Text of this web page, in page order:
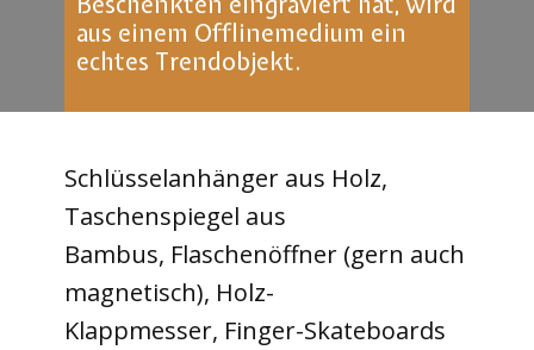
aus einem Offlinemedium ein
echtes Trendobjekt.
Schlüsselanhänger aus Holz,
Taschenspiegel aus
Bambus, Flaschenöffner (gern ​auch
magnetisch), Holz-
Klappmesser, Finger-Skateboards